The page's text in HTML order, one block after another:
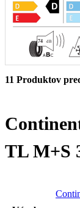
11 Produktov
TL M+S